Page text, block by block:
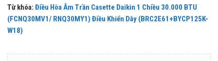
Từ khóa: Điều Hòa Âm Trần Casette Daikin 1 Chiều 30.000 BTU
(FCNQ30MV1/ RNQ30MY1) Điều Khiển Dây (BRC2E61+BYCP125K-
W18)